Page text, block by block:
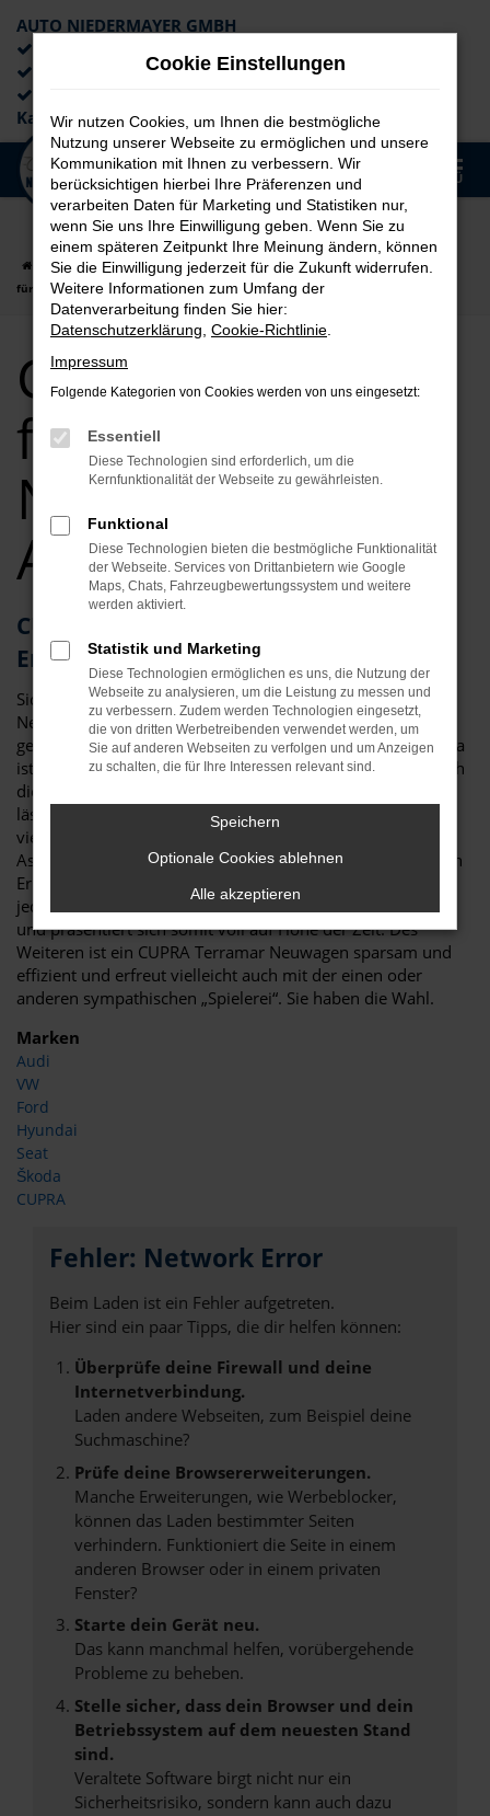
Zum
Hauptinhalt
springen
AUTO NIEDERMAYER GMBH
Lieferung an die Haustür
Kaufabwicklung
MENÜ
Startseite Erlangen CUPRA CUPRA Terramar
CUPRA Terramar
für Erlangen Neuwagen Top Angebote
CUPRA Terramar
für Erlangen
Neuwagen Top
Angebote
CUPRA Terramar – als Neuwagen für
Erlangen kaum zu toppen
Sicher haben Sie schon viel über den CUPRA Terramar
Neuwagen gelesen und festgestellt, dass es kaum ein
geeigneteres Fahrzeug für Erlangen und Umgebung gibt. Da
ist zum einen die überzeugende Optik, die klar und deutlich
die Zugehörigkeit zur Modellfamilie von CUPRA erkennen
lässt und doch eigenständig ausfällt. Da sind aber auch die
vielen Extras der aktuellen Modellgeneration und die
Assistenzsysteme. Für einen CUPRA Terramar Neuwagen in
Erlangen sprich in erster Linie der Sicherheitsaspekt. Mit
jeder Generation hat das Fahrzeug neue Technik erhalten
und präsentiert sich somit voll auf Höhe der Zeit. Des
Weiteren ist ein CUPRA Terramar Neuwagen sparsam und
effizient und erfreut vielleicht auch mit der einen oder
anderen sympathischen „Spielerei“. Sie haben die Wahl.
Marken
Audi
VW
Ford
Hyundai
Seat
Škoda
CUPRA
Fehler: Network Error
Beim Laden ist ein Fehler aufgetreten.
Hier sind ein paar Tipps, die dir helfen können:
Überprüfe deine Firewall und deine
Internetverbindung.
Laden andere Webseiten, zum Beispiel deine
Suchmaschine?
Prüfe deine Browsererweiterungen.
Manche Erweiterungen, wie Werbeblocker,
können das Laden bestimmter Seiten
verhindern. Funktioniert die Seite in einem
anderen Browser oder in einem privaten
Fenster?
Starte dein Gerät neu.
Das kann manchmal helfen, vorübergehende
Probleme zu beheben.
Stelle sicher, dass dein Browser und dein
Betriebssystem auf dem neuesten Stand
sind.
Veraltete Software birgt nicht nur ein
Sicherheitsrisiko, sondern kann auch dazu
Cookie Einstellungen
Wir nutzen Cookies, um Ihnen die bestmögliche
Nutzung unserer Webseite zu ermöglichen und unsere
Kommunikation mit Ihnen zu verbessern. Wir
berücksichtigen hierbei Ihre Präferenzen und
verarbeiten Daten für Marketing und Statistiken nur,
wenn Sie uns Ihre Einwilligung geben. Wenn Sie zu
einem späteren Zeitpunkt Ihre Meinung ändern, können
Sie die Einwilligung jederzeit für die Zukunft widerrufen.
Weitere Informationen zum Umfang der
Datenverarbeitung finden Sie hier:
Datenschutzerklärung Cookie-Richtlinie
Impressum
Folgende Kategorien von Cookies werden von uns eingesetzt:
Essentiell
Diese Technologien sind erforderlich, um die
Kernfunktionalität der Webseite zu gewährleisten.
Funktional
Diese Technologien bieten die bestmögliche Funktionalität
der Webseite. Services von Drittanbietern wie Google
Maps, Chats, Fahrzeugbewertungssystem und weitere
werden aktiviert.
Statistik und Marketing
Diese Technologien ermöglichen es uns, die Nutzung der
Webseite zu analysieren, um die Leistung zu messen und
zu verbessern. Zudem werden Technologien eingesetzt,
die von dritten Werbetreibenden verwendet werden, um
Sie auf anderen Webseiten zu verfolgen und um Anzeigen
zu schalten, die für Ihre Interessen relevant sind.
Speichern
Optionale Cookies ablehnen
Alle akzeptieren